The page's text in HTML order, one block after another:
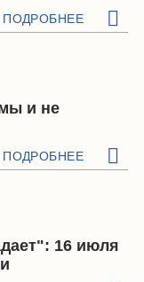
ПОДРОБНЕЕ
и не
ПОДРОБНЕЕ
16 июля